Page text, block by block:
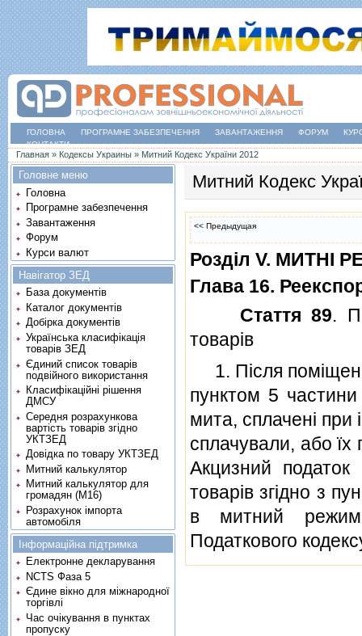
ГОЛОВНА ПРОГРАМНЕ ЗАБЕЗПЕЧЕННЯ ЗАВАНТАЖЕННЯ ФОРУМ
КОНТАКТИ
Ви є тут
Главная » Кодексы Украины » Митний Кодекс України 2012
Митний Кодекс
<< Предыдущая
Роздiл V. МИТНI
Глава 16.
Стаття 89.
товарiв
1. Пiсля
пунктом 5
мита, сплаченi при
сплачували, або
Акцизний
товарiв згiдно з
в митний режим
Податкового
Головне меню
Головна
Програмне забезпечення
Завантаження
Форум
Курси валют
Навігатор ЗЕД
База документів
Каталог документів
Добірка документів
Українська класифікація
товарів ЗЕД
Єдиний список товарів
подвійного використання
Класифікаційні рішення
ДМСУ
Середня розрахункова
вартість товарів згідно
УКТЗЕД
Довідка по товару УКТЗЕД
Митний калькулятор
Митний калькулятор для
громадян (М16)
Розрахунок імпорта
автомобіля
Інформаційна підтримка
Електронне декларування
NCTS Фаза 5
Єдине вікно для міжнародної
торгівлі
Час очікування в пунктах
пропуску